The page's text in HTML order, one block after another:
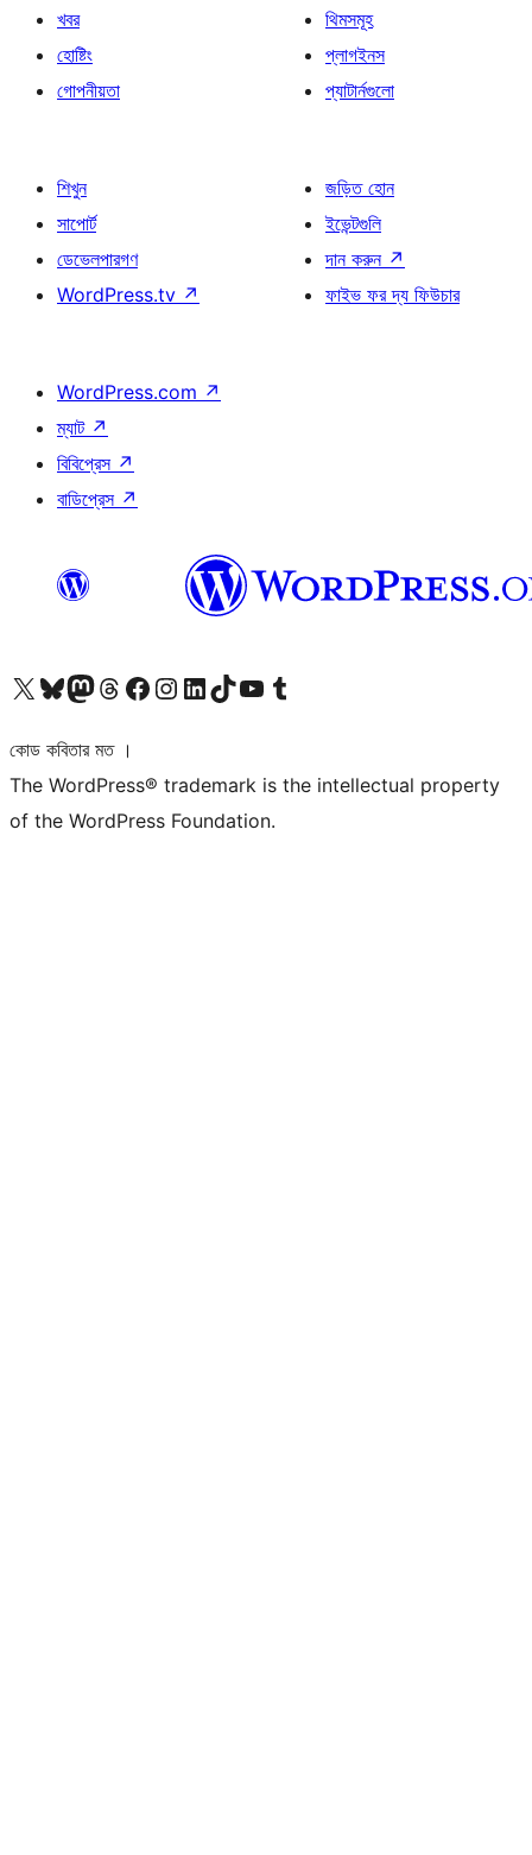
খবর
হোষ্টিং
গোপনীয়তা
থিমসমূহ
প্লাগইনস
প্যাটার্নগুলো
শিখুন
সাপোর্ট
ডেভেলপারগণ
WordPress.tv ↗
জড়িত হোন
ইভেন্টগুলি
দান করুন ↗
ফাইভ ফর দ্য ফিউচার
WordPress.com ↗
ম্যাট ↗
বিবিপ্রেস ↗
বাডিপ্রেস ↗
আমাদের X (আগের টুইটার) অ্যাকাউন্টে যানআমাদের Bluesky অ্যাকাউন্টটি দেখুনআমাদের মাস্টোডন অ্যাকাউন্টটি দেখুনআমাদের থ্রেডস অ্যাকাউন্টটি দেখুনআমাদের ফেসবুক পেজ দেখুনআমাদের ইন্সটাগ্রাম অ্যাকাউন্ট দেখুনআমাদের লিঙ্কডইন অ্যাকাউন্টে যানআমাদের TikTok অ্যাকাউন্টটি দেখুনআমাদের ইউটিউব চ্যানেলে যান আমাদের টাম্বলার অ্যাকাউন্ট দেখুন
কোড কবিতার মত ।
The WordPress® trademark is the intellectual property
of the WordPress Foundation.